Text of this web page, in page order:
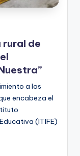
rural de
a las
encabeza el
(ITIFE)